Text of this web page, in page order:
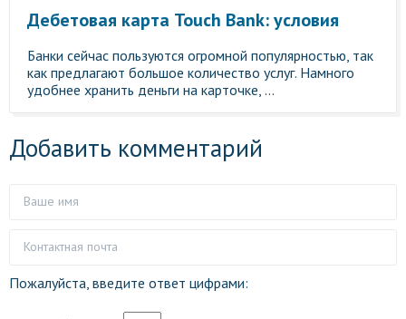
Дебетовая карта Touch Bank: условия
Банки сейчас пользуются огромной популярностью, так
как предлагают большое количество услуг. Намного
удобнее хранить деньги на карточке, ...
Добавить комментарий
Пожалуйста, введите ответ цифрами: